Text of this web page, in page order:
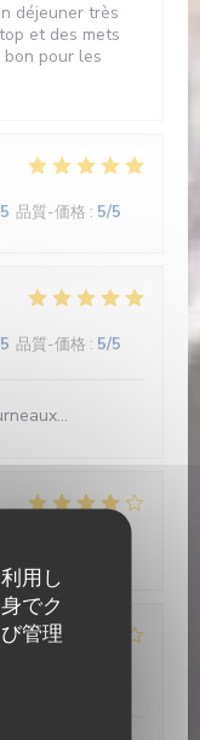
用し
でク
管理
déjeuner très
et des mets
bon pour les
品質-価格 : 5/5
品質-価格 : 5/5